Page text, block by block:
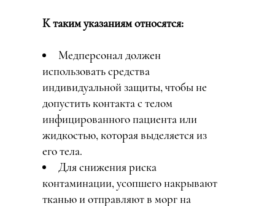
К таким указаниям относятся:
Медперсонал должен
использовать средства
индивидуальной защиты, чтобы не
допустить контакта с телом
инфицированного пациента или
жидкостью, которая выделяется из
его тела.
Для снижения риска
контаминации, усопшего накрывают
тканью и отправляют в морг на